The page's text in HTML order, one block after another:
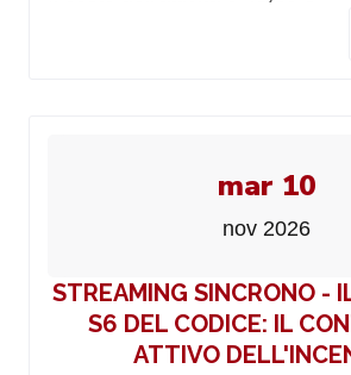
mar 10
nov 2026
STREAMING SINCRONO -
S6 DEL CODICE: IL
ATTIVO